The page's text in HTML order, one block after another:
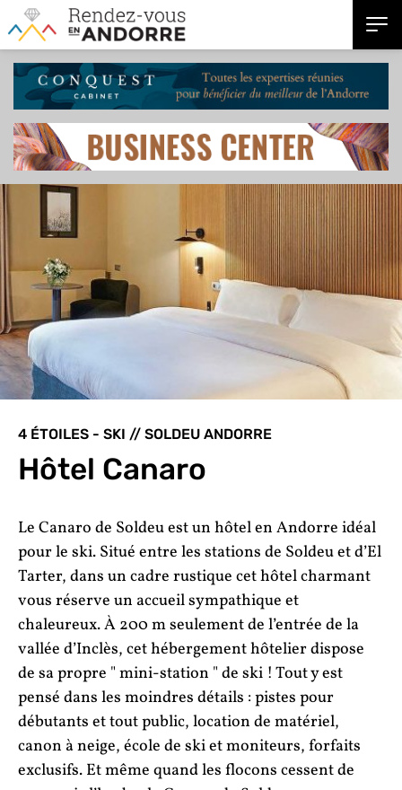
4 ÉTOILES - SKI // SOLDEU ANDORRE
Hôtel Canaro
Le Canaro de Soldeu est un hôtel en Andorre idéal
pour le ski. Situé entre les stations de Soldeu et d’El
Tarter, dans un cadre rustique cet hôtel charmant
vous réserve un accueil sympathique et
chaleureux. À 200 m seulement de l’entrée de la
vallée d’Inclès, cet hébergement hôtelier dispose
de sa propre " mini-station " de ski ! Tout y est
pensé dans les moindres détails : pistes pour
débutants et tout public, location de matériel,
canon à neige, école de ski et moniteurs, forfaits
exclusifs. Et même quand les flocons cessent de